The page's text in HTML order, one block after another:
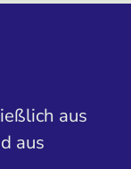
aus
aus